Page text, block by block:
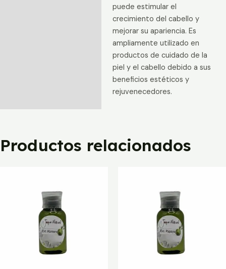
puede estimular el
crecimiento del cabello y
mejorar su apariencia. Es
ampliamente utilizado en
productos de cuidado de la
piel y el cabello debido a sus
beneficios estéticos y
rejuvenecedores.
Productos relacionados